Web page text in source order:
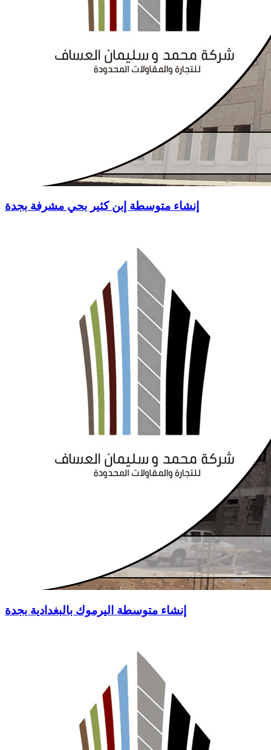
إنشاء متوسطة إبن كثير بحي مشرفة بجدة
إنشاء متوسطة اليرموك بالبغدادية بجدة